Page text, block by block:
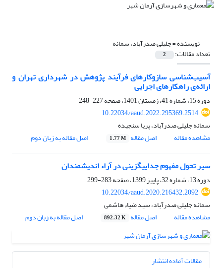
نویسنده =جلیلی صدرآباد، سمانه
تعداد مقالات: 2
آسیب‌شناسی سازوکار‌‌های فرآیند پژوهش در شهرداری تهران و
ارائه‌ی راهکارهای اجرایی
دوره 15، شماره 41، زمستان 1401، صفحه
227-248
10.22034/aaud.2022.295369.2514
سمانه جلیلی صدرآباد، پریا سنجیده
مشاهده مقاله
اصل مقاله 1.77 M اصل مقاله به زبان دوم
سیر تحول مفهوم جداییگزینی در آراء اندیشمندان
دوره 13، شماره 32، پاییز 1399، صفحه
283-299
10.22034/aaud.2020.216432.2092
سمانه جلیلی صدرآباد، سید ضیاء هاشمی
مشاهده مقاله
اصل مقاله 892.32 K اصل مقاله به زبان دوم
مقالات آماده انتشار